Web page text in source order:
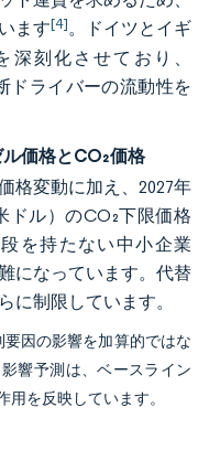
ます[4]。ドイツとイギ
刻化させており、
ドライバーの流動性を
価格とCO₂価格
格変動に加え、2027年
ドル）のCO₂下限価格
を持たない中小企業
になっています。代替
に制限しています。
因の影響を加算的ではな
響予測は、ベースライン
を反映しています。